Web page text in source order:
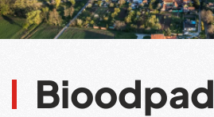
Bioodpad